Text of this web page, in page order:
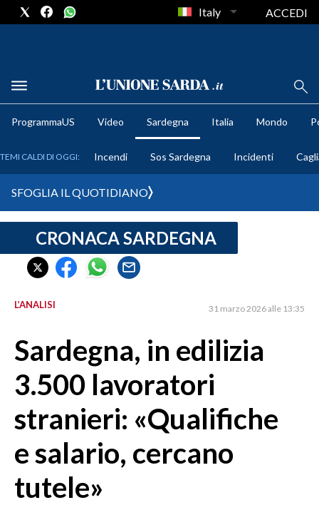
METEO
CRONACA SARDEGNA
CAGLIARI
SULCIS IGLESIENTE
ORISTANO E PROVINCIA
SASSARI E PROVINCIA
GALLURA
NUORO E PROVINCIA
OGLIASTRA
AGENDA
CRONACA
Italy ACCEDI
ProgrammaUS Video Sardegna Italia Mondo
TEMI CALDI DI OGGI: Incendi Sos Sardegna Incidenti
SFOGLIA IL QUOTIDIANO
CRONACA SARDEGNA
L’ANALISI 31 marzo 2026 alle 13:35
Sardegna, in edilizia
3.500 lavoratori
stranieri: «Qualifiche
e salario, cercano
tutele»